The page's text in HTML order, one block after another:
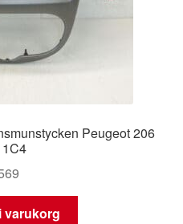
Peugeot 206
varukorg